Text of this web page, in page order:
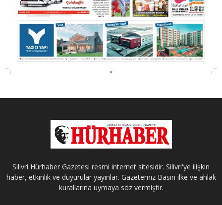
Silivri Hürhaber Gazetesi resmi internet sitesidir. Silivri'ye ilişkin
haber, etkinlik ve duyurular yayınlar. Gazetemiz Basın ilke ve ahlak
kurallarına uymaya söz vermiştir.